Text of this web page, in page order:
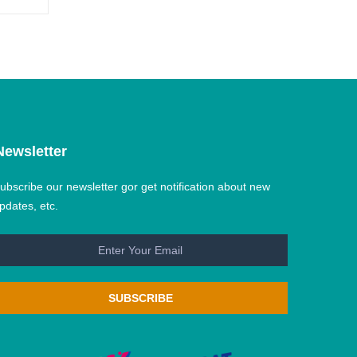
our newsletter gor get notification about new
etc.
SUBSCRIBE